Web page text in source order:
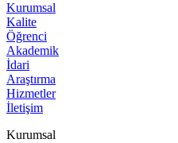
Kurumsal
Kalite
Öğrenci
Akademik
İdari
Araştırma
Hizmetler
İletişim
Kurumsal